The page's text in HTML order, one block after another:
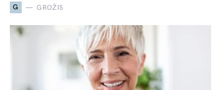
G GROŽIS